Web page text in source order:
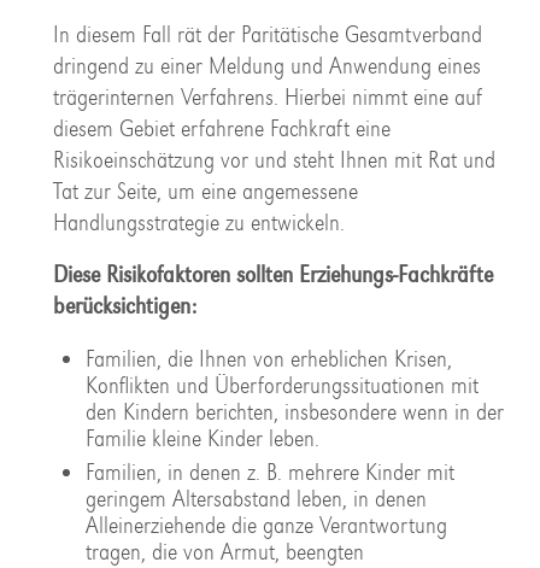
In diesem Fall rät der Paritätische Gesamtverband
dringend zu einer Meldung und Anwendung eines
trägerinternen Verfahrens. Hierbei nimmt eine auf
diesem Gebiet erfahrene Fachkraft eine
Risikoeinschätzung vor und steht Ihnen mit Rat und
Tat zur Seite, um eine angemessene
Handlungsstrategie zu entwickeln.
Diese Risikofaktoren sollten Erziehungs-Fachkräfte
berücksichtigen:
Familien, die Ihnen von erheblichen Krisen,
Konflikten und Überforderungssituationen mit
den Kindern berichten, insbesondere wenn in der
Familie kleine Kinder leben.
Familien, in denen z. B. mehrere Kinder mit
geringem Altersabstand leben, in denen
Alleinerziehende die ganze Verantwortung
tragen, die von Armut, beengten